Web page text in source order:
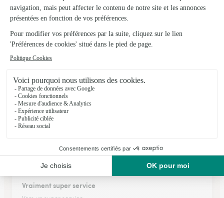
bon choix de fleurs,très…
bon choix de fleurs,très pratique,livraison bien faite,merci
22/06/2026
★ ★ ★ ★ ★
Le bouquet correspondait à l'image du…
Le bouquet correspondait à l'image du site et livraison à la
date prévue.
★ ★ ★
Vraiment super service